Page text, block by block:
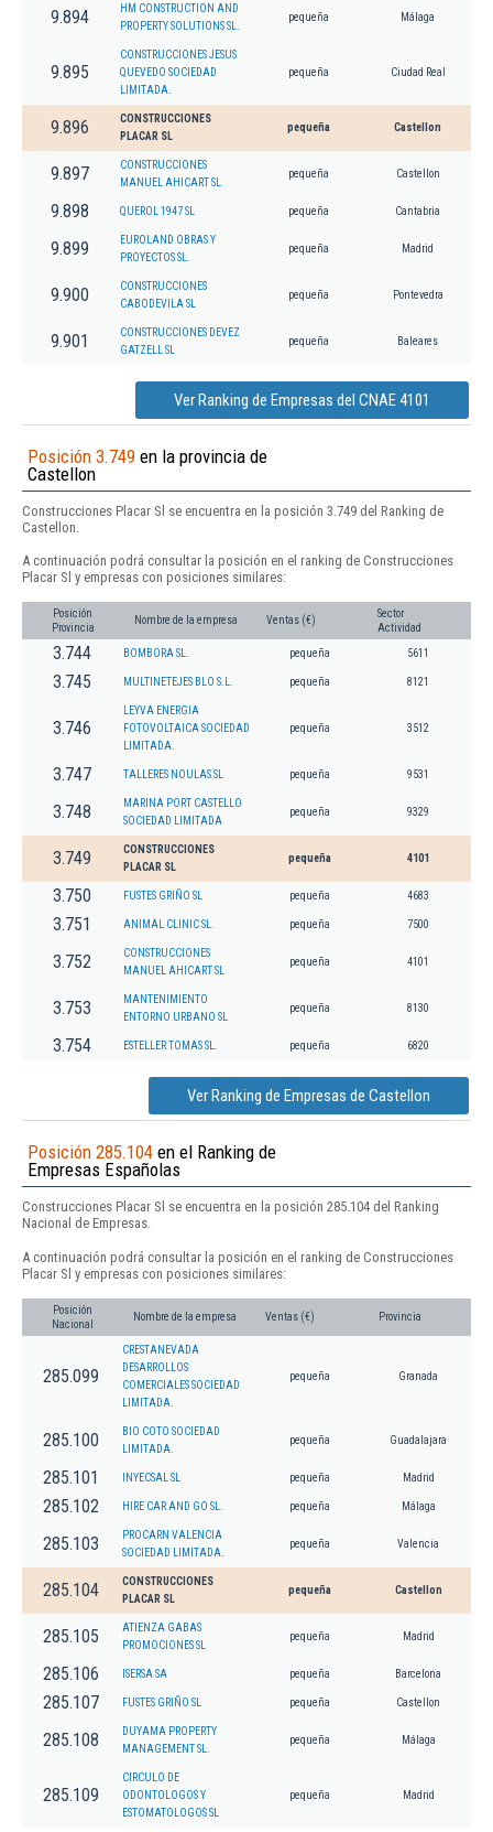
9.894
HM CONSTRUCTION AND
PROPERTY SOLUTIONS SL.
pequeña Málaga
9.895
CONSTRUCCIONES JESUS
QUEVEDO SOCIEDAD
LIMITADA.
pequeña Ciudad Real
9.896
CONSTRUCCIONES
PLACAR SL
pequeña Castellon
9.897
CONSTRUCCIONES
MANUEL AHICART SL
pequeña Castellon
9.898 QUEROL 1947 SL pequeña Cantabria
9.899
EUROLAND OBRAS Y
PROYECTOS SL.
pequeña Madrid
9.900
CONSTRUCCIONES
CABODEVILA SL
pequeña Pontevedra
9.901
CONSTRUCCIONES DEVEZ
GATZELL SL
pequeña Baleares
Ver Ranking de Empresas del CNAE 4101
Posición 3.749 en la provincia de
Castellon
Construcciones Placar Sl se encuentra en la posición 3.749 del Ranking de
Castellon.
A continuación podrá consultar la posición en el ranking de Construcciones
Placar Sl y empresas con posiciones similares:
Posición
Provincia
Nombre de la empresa Ventas (€)
Sector
Actividad
3.744 BOMBORA SL. pequeña 5611
3.745 MULTINETEJES BLO S.L. pequeña 8121
3.746
LEYVA ENERGIA
FOTOVOLTAICA SOCIEDAD
LIMITADA.
pequeña 3512
3.747 TALLERES NOULAS SL pequeña 9531
3.748
MARINA PORT CASTELLO
SOCIEDAD LIMITADA
pequeña 9329
3.749
CONSTRUCCIONES
PLACAR SL
pequeña 4101
3.750 FUSTES GRIÑO SL pequeña 4683
3.751 ANIMAL CLINIC SL. pequeña 7500
3.752
CONSTRUCCIONES
MANUEL AHICART SL
pequeña 4101
3.753
MANTENIMIENTO
ENTORNO URBANO SL
pequeña 8130
3.754 ESTELLER TOMAS SL. pequeña 6820
Ver Ranking de Empresas de Castellon
Posición 285.104 en el Ranking de
Empresas Españolas
Construcciones Placar Sl se encuentra en la posición 285.104 del Ranking
Nacional de Empresas.
A continuación podrá consultar la posición en el ranking de Construcciones
Placar Sl y empresas con posiciones similares:
Posición
Nacional
Nombre de la empresa Ventas (€) Provincia
285.099
CRESTANEVADA
DESARROLLOS
COMERCIALES SOCIEDAD
LIMITADA.
pequeña Granada
285.100
BIO COTO SOCIEDAD
LIMITADA.
pequeña Guadalajara
285.101 INYECSAL SL pequeña Madrid
285.102 HIRE CAR AND GO SL. pequeña Málaga
285.103
PROCARN VALENCIA
SOCIEDAD LIMITADA.
pequeña Valencia
285.104
CONSTRUCCIONES
PLACAR SL
pequeña Castellon
285.105
ATIENZA GABAS
PROMOCIONES SL
pequeña Madrid
285.106 ISERSA SA pequeña Barcelona
285.107 FUSTES GRIÑO SL pequeña Castellon
285.108
DUYAMA PROPERTY
MANAGEMENT SL.
pequeña Málaga
285.109
CIRCULO DE
ODONTOLOGOS Y
ESTOMATOLOGOS SL
pequeña Madrid